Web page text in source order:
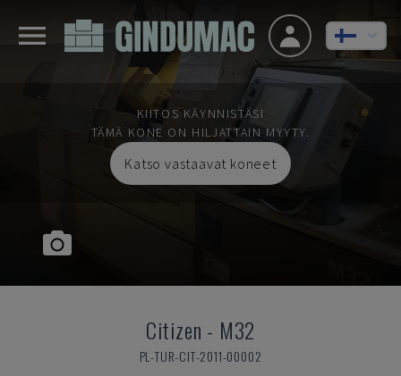
KIITOS KÄYNNISTÄSI
TÄMÄ KONE ON HILJATTAIN MYYTY.
Katso vastaavat koneet
Citizen - M32
PL-TUR-CIT-2011-00002